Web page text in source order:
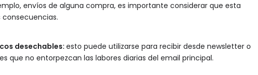
envíos de alguna compra, es importante considerar que esta
desechables:esto puede utilizarse para recibir desde newsletter o
que no entorpezcan las labores diarias del email principal.